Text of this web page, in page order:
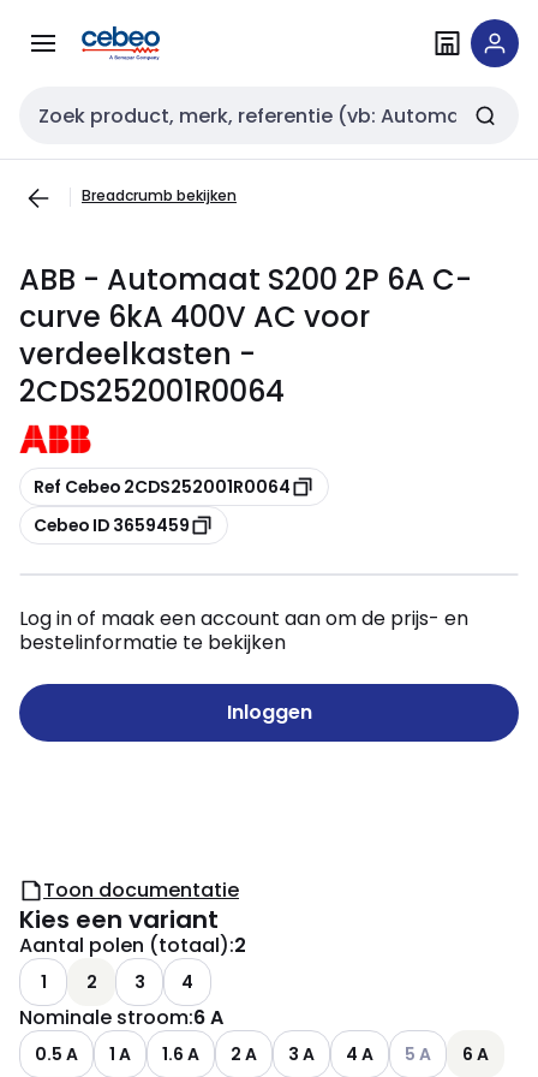
naar
naar
Zoekveld invoer
Breadcrumb bekijken
ABB - Automaat S200 2P 6A C-
curve 6kA 400V AC voor
verdeelkasten -
2CDS252001R0064
Kopiëren
Ref Cebeo 2CDS252001R0064
Kopiëren
Cebeo ID 3659459
Log in of maak een account aan om de prijs- en
bestelinformatie te bekijken
Inloggen
Toon documentatie
Kies een variant
Aantal polen (totaal):2
1 2 3 4
Nominale stroom:6 A
0.5 A 1 A 1.6 A 2 A 3 A 4 A Andere
5 A
6 A